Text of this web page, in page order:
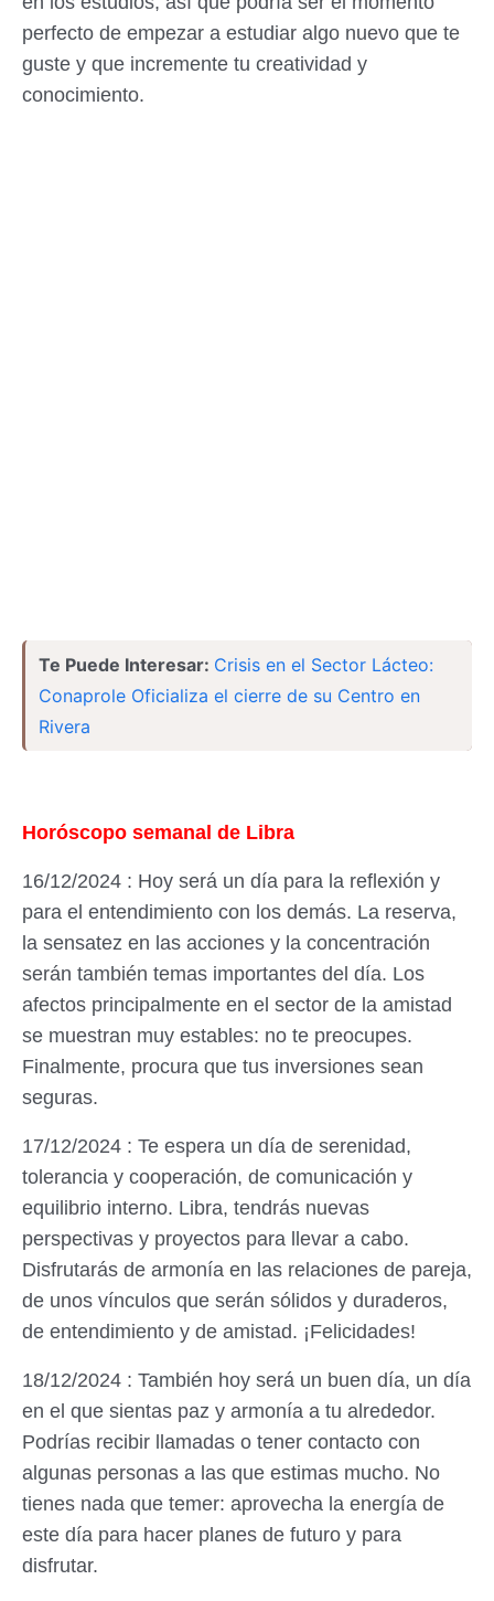
perfecto de empezar a estudiar algo nuevo que te
guste y que incremente tu creatividad y
conocimiento.
Te Puede Interesar: Crisis en el Sector Lácteo:
Conaprole Oficializa el cierre de su Centro en
Rivera
Horóscopo semanal de Libra
16/12/2024 : Hoy será un día para la reflexión y
para el entendimiento con los demás. La reserva,
la sensatez en las acciones y la concentración
serán también temas importantes del día. Los
afectos principalmente en el sector de la amistad
se muestran muy estables: no te preocupes.
Finalmente, procura que tus inversiones sean
seguras.
17/12/2024 : Te espera un día de serenidad,
tolerancia y cooperación, de comunicación y
equilibrio interno. Libra, tendrás nuevas
perspectivas y proyectos para llevar a cabo.
Disfrutarás de armonía en las relaciones de pareja,
de unos vínculos que serán sólidos y duraderos,
de entendimiento y de amistad. ¡Felicidades!
18/12/2024 : También hoy será un buen día, un día
en el que sientas paz y armonía a tu alrededor.
Podrías recibir llamadas o tener contacto con
algunas personas a las que estimas mucho. No
tienes nada que temer: aprovecha la energía de
este día para hacer planes de futuro y para
disfrutar.